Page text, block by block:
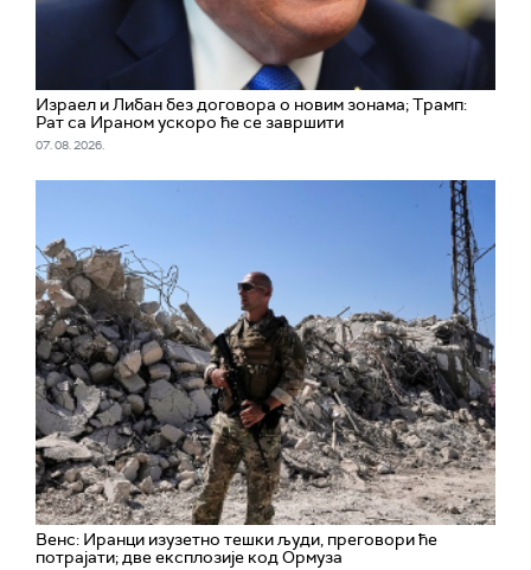
Израел и Либан без договора о новим зонама; Трамп:
Рат са Ираном ускоро ће се завршити
07. 08. 2026.
Венс: Иранци изузетно тешки људи, преговори ће
потрајати; две експлозије код Ормуза